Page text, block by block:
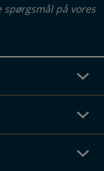
på vores